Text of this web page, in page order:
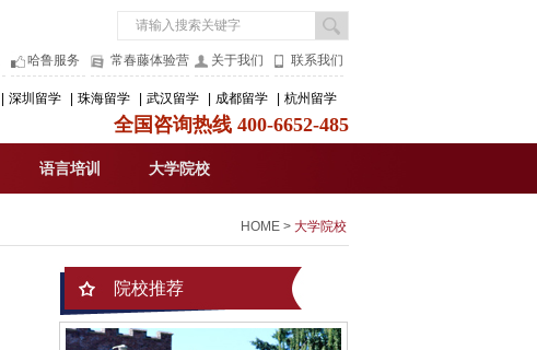
哈鲁服务 常春藤体验营 关于我们 联系我们
深圳留学 珠海留学 武汉留学 成都留学 杭州留学
全国咨询热线 400-6652-485
语言培训 大学院校
HOME > 大学院校
院校推荐